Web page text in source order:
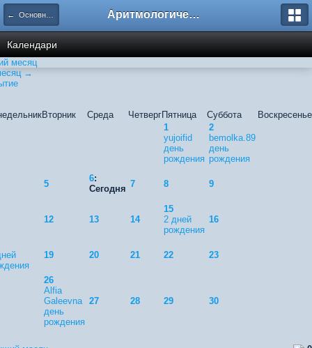
← Основной календарь Аритмологический форум
Календари
месяц
→
Вторник Среда ЧетвергПятница Суббота
Воскресенье
1
yujoifid
день
рождения
2
bemolka.89
день
рождения
5
6:
Сегодня 7 8 9
12 13 14
15
2 дней
рождения
16
19 20 21 22 23
26
Alfia
Galeevna
день
рождения
27 28 29 30